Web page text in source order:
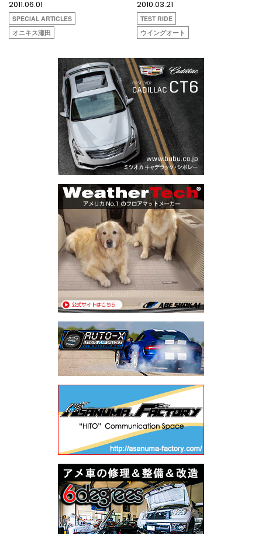
2011.06.01
SPECIAL ARTICLES
オニキス瀬田
2010.03.21
TEST RIDE
ウイングオート